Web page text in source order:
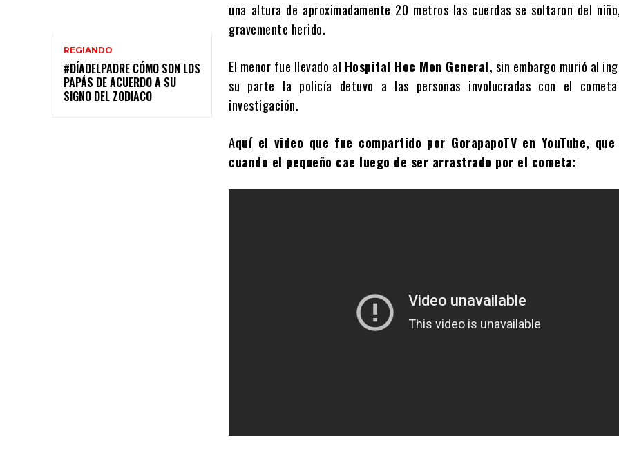
REGIANDO
#DÍADELPADRE CÓMO SON LOS
PAPÁS DE ACUERDO A SU
SIGNO DEL ZODIACO
una altura de aproximadamente 20 metros las cuerdas se soltaron del
gravemente herido.
El menor fue llevado al Hospital Hoc Mon General, sin embargo murió al
su parte la policía detuvo a las personas involucradas con el
investigación.
Aquí el video que fue compartido por GorapapoTV en YouTube, que
cuando el pequeño cae luego de ser arrastrado por el cometa: